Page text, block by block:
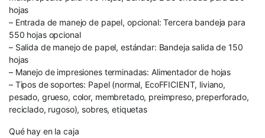
hojas
– Entrada de manejo de papel, opcional: Tercera bandeja para
550 hojas opcional
– Salida de manejo de papel, estándar: Bandeja salida de 150
hojas
– Manejo de impresiones terminadas: Alimentador de hojas
– Tipos de soportes: Papel (normal, EcoFFICIENT, liviano,
pesado, grueso, color, membretado, preimpreso, preperforado,
reciclado, rugoso), sobres, etiquetas
Qué hay en la caja